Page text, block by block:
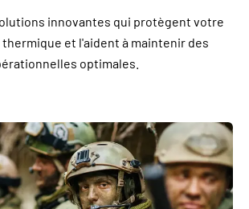
innovantes qui protègent votre
et l'aident à maintenir des
optimales.